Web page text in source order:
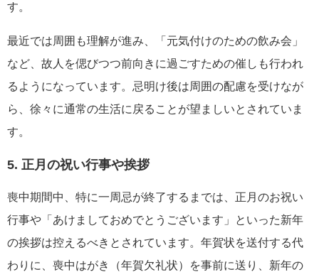
す。
最近では周囲も理解が進み、「元気付けのための飲み会」
など、故人を偲びつつ前向きに過ごすための催しも行われ
るようになっています。忌明け後は周囲の配慮を受けなが
ら、徐々に通常の生活に戻ることが望ましいとされていま
す。
5. 正月の祝い行事や挨拶
喪中期間中、特に一周忌が終了するまでは、正月のお祝い
行事や「あけましておめでとうございます」といった新年
の挨拶は控えるべきとされています。年賀状を送付する代
わりに、喪中はがき（年賀欠礼状）を事前に送り、新年の